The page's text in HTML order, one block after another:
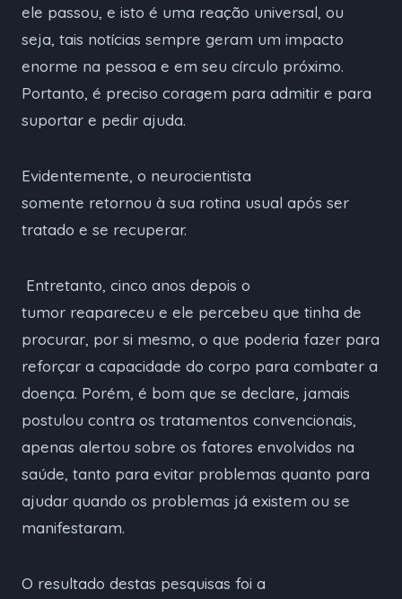
ele passou, e isto é uma reação universal, ou
seja, tais notícias sempre geram um impacto
enorme na pessoa e em seu círculo próximo.
Portanto, é preciso coragem para admitir e para
suportar e pedir ajuda.
Evidentemente, o neurocientista
somente retornou à sua rotina usual após ser
tratado e se recuperar.
Entretanto, cinco anos depois o
tumor reapareceu e ele percebeu que tinha de
procurar, por si mesmo, o que poderia fazer para
reforçar a capacidade do corpo para combater a
doença. Porém, é bom que se declare, jamais
postulou contra os tratamentos convencionais,
apenas alertou sobre os fatores envolvidos na
saúde, tanto para evitar problemas quanto para
ajudar quando os problemas já existem ou se
manifestaram.
O resultado destas pesquisas foi a